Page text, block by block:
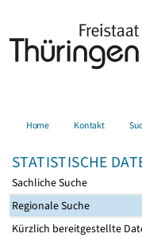
Home Kontakt
STATISTISCHE
Sachliche Suche
Regionale Suche
Kürzlich bereitgestellte